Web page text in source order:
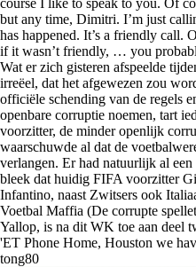
course I like to speak to you. Of
but any time, Dimitri. I’m just
has happened. It’s a friendly call.
if it wasn’t friendly, … you
Wat er zich gisteren afspeelde
irreëel, dat het afgewezen zou
officiële schending van de regels
openbare corruptie noemen, tart
voorzitter, de minder openlijk
waarschuwde al dat de
verlangen. Er had natuurlijk al
bleek dat huidig FIFA voorzitter
Infantino, naast Zwitsers ook
Voetbal Maffia (De corrupte
Yallop, is na dit WK toe aan deel
'ET Phone Home, Houston we
tong80